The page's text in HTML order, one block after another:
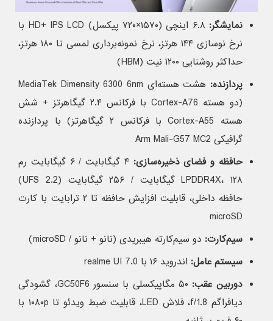
نمایشگر:
۶.۸ اینچی (۱۵۷۰×۷۲۰ پیکسل) HD+ IPS LCD با
نرخ نوسازی ۱۴۴ هرتز، نرخ نمونه‌برداری لمسی تا ۱۸۰ هرتز،
حداکثر روشنایی ۱۲۰۰ نیت (HBM)
پردازنده:
هشت هسته‌ای MediaTek Dimensity 6300 6nm
(دو هسته Cortex-A76 با فرکانس ۲.۴ گیگاهرتز + شش
هسته Cortex-A55 با فرکانس ۲ گیگاهرتز) با پردازنده
گرافیکی Arm Mali-G57 MC2
حافظه و فضای ذخیره‌سازی:
۴ گیگابایت / ۶ گیگابایت رم
LPDDR4X، ۱۲۸ گیگابایت / ۲۵۶ گیگابایت (UFS 2.2)
حافظه داخلی، قابلیت افزایش حافظه تا ۲ ترابایت با کارت
microSD
سیم‌کارت: دو سیم‌کارته هیبریدی (نانو + نانو / microSD)
سیستم عامل: اندروید ۱۶ با realme UI 7.0
دوربین عقب:
۵۰ مگاپیکسلی با سنسور GC50F6، گشودگی
دیافراگم f/1.8، فلاش LED، قابلیت ضبط ویدئو تا ۱۰۸۰p با